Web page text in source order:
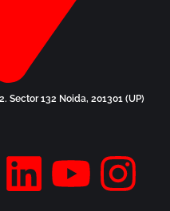
Sector 132 Noida, 201301 (UP)
L Y I